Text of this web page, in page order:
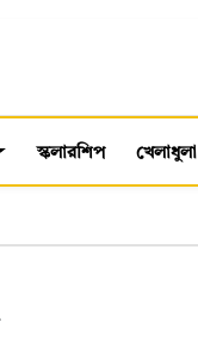
স্কলারশিপ খেলাধুলা